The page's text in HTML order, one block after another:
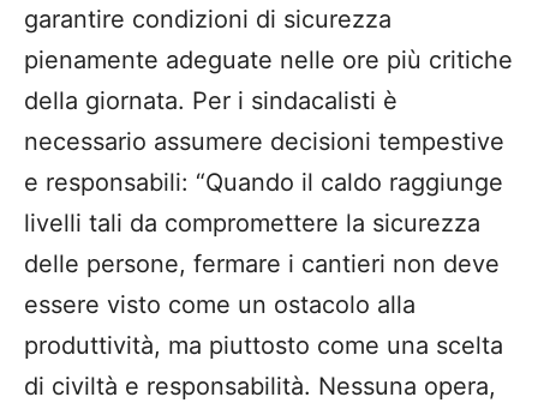
garantire condizioni di sicurezza
pienamente adeguate nelle ore più critiche
della giornata. Per i sindacalisti è
necessario assumere decisioni tempestive
e responsabili: “Quando il caldo raggiunge
livelli tali da compromettere la sicurezza
delle persone, fermare i cantieri non deve
essere visto come un ostacolo alla
produttività, ma piuttosto come una scelta
di civiltà e responsabilità. Nessuna opera,